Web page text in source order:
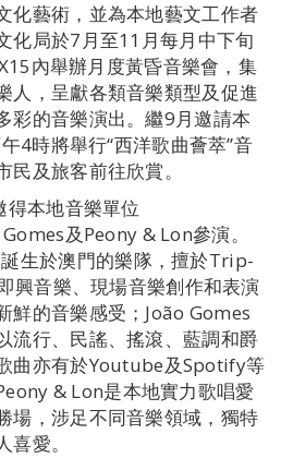
化藝術，並為本地藝文工作者
化局於7月至11月每月中下旬
內舉辦月度黃昏音樂會，集
人，呈獻各類音樂類型及促進
彩的音樂演出。繼9月邀請本
4時將舉行“西洋歌曲薈萃”音
及旅客前往欣賞。
得本地音樂單位
及Peony & Lon參演。
生於澳門的樂隊，擅於Trip-
興音樂、現場音樂創作和表演
鮮的音樂感受；João Gomes
流行、民謠、搖滾、藍調和爵
曲亦有於Youtube及Spotify等
& Lon是本地實力歌唱愛
場，涉足不同音樂領域，獨特
愛。